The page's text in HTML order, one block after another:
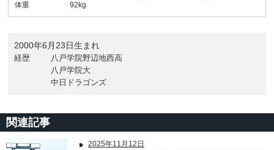
体重
92kg
2000年6月23日生まれ
経歴
八戸学院野辺地西高
八戸学院大
中日ドラゴンズ
関連記事
2025年11月12日